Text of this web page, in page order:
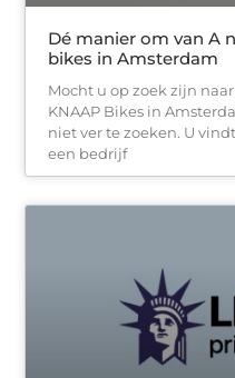
Dé manier om van A
bikes in Amsterdam
Mocht u op zoek zijn
KNAAP Bikes in
niet ver te zoeken. U
een bedrijf